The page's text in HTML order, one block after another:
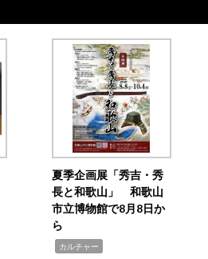
夏季企画展「秀吉・秀
長と和歌山」 和歌山
市立博物館で8月8日か
ら
カルチャー